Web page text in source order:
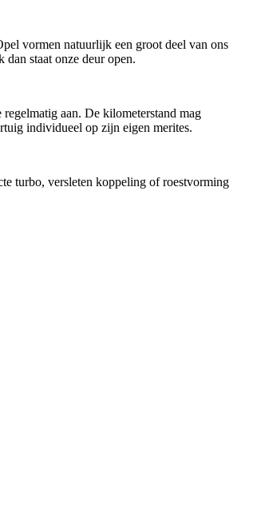
vormen natuurlijk een groot deel van ons
staat onze deur open.
aan. De kilometerstand mag
individueel op zijn eigen merites.
turbo, versleten koppeling of roestvorming